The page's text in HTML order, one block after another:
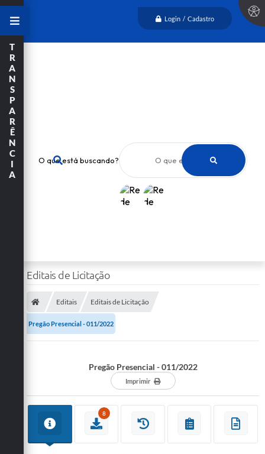
Login / Cadastro
O que está buscando?
T
R
A
N
S
P
A
R
Ê
N
C
I
A
Editais de Licitação
Editais Editais de Licitação
Pregão Presencial - 011/2022
Pregão Presencial - 011/2022
Imprimir
8